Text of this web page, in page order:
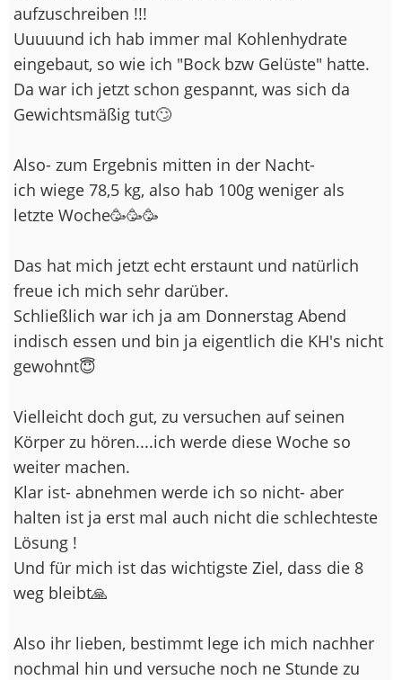
aufzuschreiben !!!
Uuuuund ich hab immer mal Kohlenhydrate
eingebaut, so wie ich "Bock bzw Gelüste" hatte.
Da war ich jetzt schon gespannt, was sich da
Gewichtsmäßig tut🙄
Also- zum Ergebnis mitten in der Nacht-
ich wiege 78,5 kg, also hab 100g weniger als
letzte Woche🥳🥳🥳
Das hat mich jetzt echt erstaunt und natürlich
freue ich mich sehr darüber.
Schließlich war ich ja am Donnerstag Abend
indisch essen und bin ja eigentlich die KH's nicht
gewohnt😇
Vielleicht doch gut, zu versuchen auf seinen
Körper zu hören....ich werde diese Woche so
weiter machen.
Klar ist- abnehmen werde ich so nicht- aber
halten ist ja erst mal auch nicht die schlechteste
Lösung !
Und für mich ist das wichtigste Ziel, dass die 8
weg bleibt🙏
Also ihr lieben, bestimmt lege ich mich nachher
nochmal hin und versuche noch ne Stunde zu